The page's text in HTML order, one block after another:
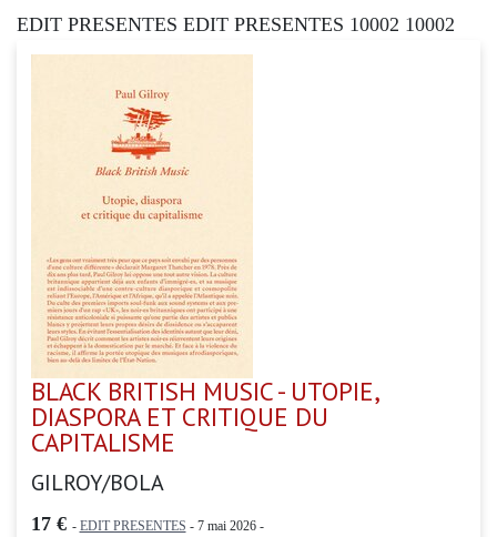
EDIT PRESENTES EDIT PRESENTES 10002 10002
BLACK BRITISH MUSIC - UTOPIE,
DIASPORA ET CRITIQUE DU
CAPITALISME
GILROY/BOLA
17 € - EDIT PRESENTES - 7 mai 2026 -